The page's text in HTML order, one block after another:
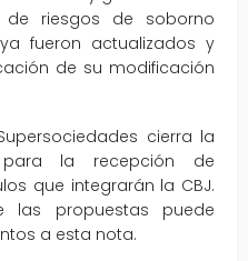
riesgos de soborno
fueron actualizados y
de su modificación
cierra la
para la recepción de
que integrarán la CBJ.
las propuestas puede
a esta nota.